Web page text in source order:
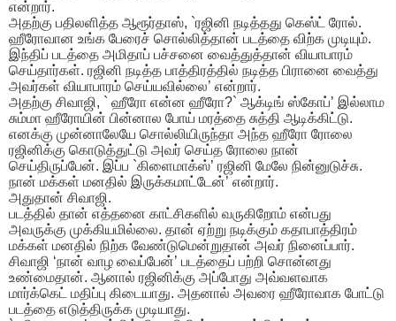
என்றார்.
அதற்கு பதிலளித்த ஆரூர்தாஸ், `ரஜினி நடித்தது கெஸ்ட் ரோல்.
ஹீரோவான உங்க பேரைச் சொல்லித்தான் படத்தை விற்க முடியும்.
இந்திப் படத்தை அமிதாப் பச்சனை வைத்துத்தான் வியாபாரம்
செய்தார்கள். ரஜினி நடித்த பாத்திரத்தில் நடித்த பிரானை வைத்து
அவர்கள் வியாபாரம் செய்யவில்லை’ என்றார்.
அதற்கு சிவாஜி, ` ஹீரோ என்ன ஹீரோ?` ஆக்டிங் ஸ்கோப்’ இல்லாம
சும்மா ஹீரோயின் பின்னால போய் மரத்தை சுத்தி ஆடிக்கிட்டு.
எனக்கு முன்னாலேயே சொல்லியிருந்தா அந்த ஹீரோ ரோலை
ரஜினிக்கு கொடுத்துட்டு அவர் செய்த ரோலை நான்
செய்திருப்பேன். இப்ப `கிளைமாக்ஸ்’ ரஜினி மேலே நின்னுடுச்சு.
நான் மக்கள் மனதில் இருக்கமாட்டேன்’ என்றார்.
அதுதான் சிவாஜி.
படத்தில் தான் எத்தனை காட்சிகளில் வருகிறோம் என்பது
அவருக்கு முக்கியமில்லை. தான் ஏற்று நடிக்கும் கதாபாத்திரம்
மக்கள் மனதில் நிற்க வேண்டுமென்றுதான் அவர் நினைப்பார்.
சிவாஜி ‘நான் வாழ வைப்பேன்’ படத்தைப் பற்றி சொன்னது
உண்மைதான். ஆனால் ரஜினிக்கு அப்போது அவ்வளவாக
மார்க்கெட் மதிப்பு கிடையாது. அதனால் அவரை ஹீரோவாக போட்டு
படத்தை எடுத்திருக்க முடியாது.